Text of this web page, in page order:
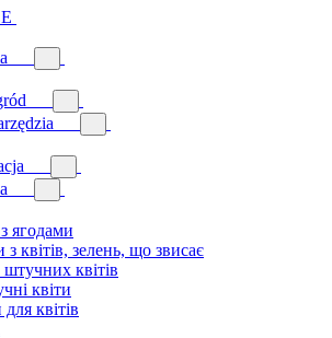
ягодами
з квітів, зелень, що звисає
квітів
квіти
квітів